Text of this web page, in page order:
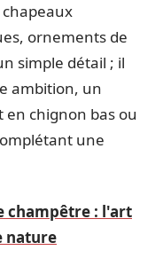
ornements de
simple détail ; il
ambition, un
en chignon bas ou
une
champêtre : l'art
nature